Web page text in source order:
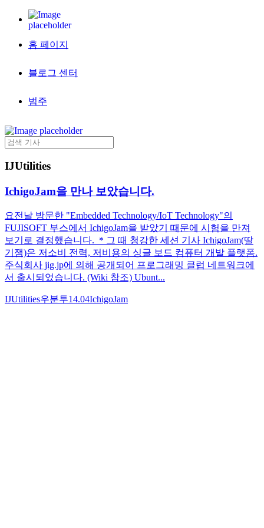
홈 페이지
블로그 센터
범주
IJUtilities
IchigoJam을 만나 보았습니다.
요전날 방문한 "Embedded Technology/IoT Technology"의
FUJISOFT 부스에서 IchigoJam을 받았기 때문에 시험을 만져
보기로 결정했습니다. ＊그 때 청강한 세션 기사 IchigoJam(딸
기잼)은 저소비 전력, 저비용의 싱글 보드 컴퓨터 개발 플랫폼.
주식회사 jig.jp에 의해 공개되어 프로그래밍 클럽 네트워크에
서 출시되었습니다. (Wiki 참조) Ubunt...
IJUtilities우분투14.04IchigoJam